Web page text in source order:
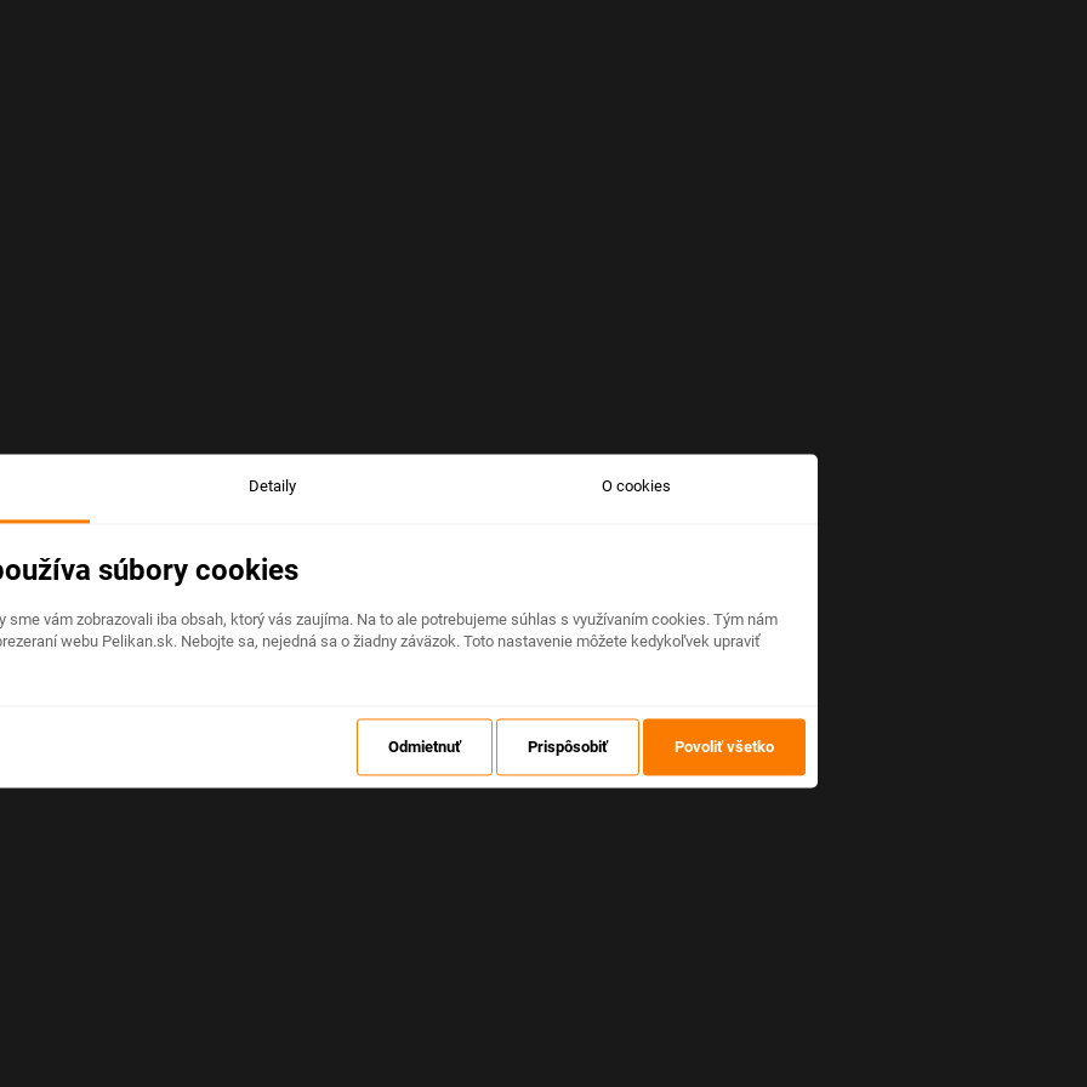
Na stránke nastala neočakávaná chyba
Detaily O cookies
súbory cookies
sme vám zobrazovali iba obsah, ktorý vás zaujíma. Na to ale potrebujeme súhlas s využívaním cookies. Tým nám
webu Pelikan.sk. Nebojte sa, nejedná sa o žiadny záväzok. Toto nastavenie môžete kedykoľvek upraviť
Odmietnuť Prispôsobiť Povoliť všetko